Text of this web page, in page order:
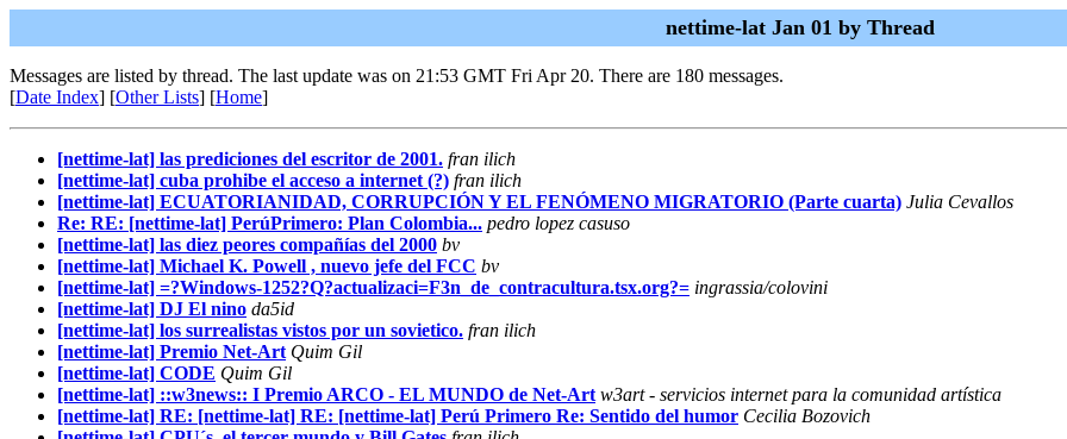
nettime-lat Jan 01 by Thread
Messages are listed by thread. The last update was on 21:53 GMT Fri Apr 20. There are 180 messages.
[Date Index] [Other Lists] [Home]
[nettime-lat] las prediciones del escritor de 2001. fran ilich
[nettime-lat] cuba prohibe el acceso a internet (?) fran ilich
[nettime-lat] ECUATORIANIDAD, CORRUPCIÓN Y EL FENÓMENO MIGRATORIO (Parte cuarta) Julia Cevallos
Re: RE: [nettime-lat] PerúPrimero: Plan Colombia... pedro lopez casuso
[nettime-lat] las diez peores compañías del 2000 bv
[nettime-lat] Michael K. Powell , nuevo jefe del FCC bv
[nettime-lat] =?Windows-1252?Q?actualizaci=F3n_de_contracultura.tsx.org?= ingrassia/colovini
[nettime-lat] DJ El nino da5id
[nettime-lat] los surrealistas vistos por un sovietico. fran ilich
[nettime-lat] Premio Net-Art Quim Gil
[nettime-lat] CODE Quim Gil
[nettime-lat] ::w3news:: I Premio ARCO - EL MUNDO de Net-Art w3art - servicios internet para la comunidad artística
[nettime-lat] RE: [nettime-lat] RE: [nettime-lat] Perú Primero Re: Sentido del humor Cecilia Bozovich